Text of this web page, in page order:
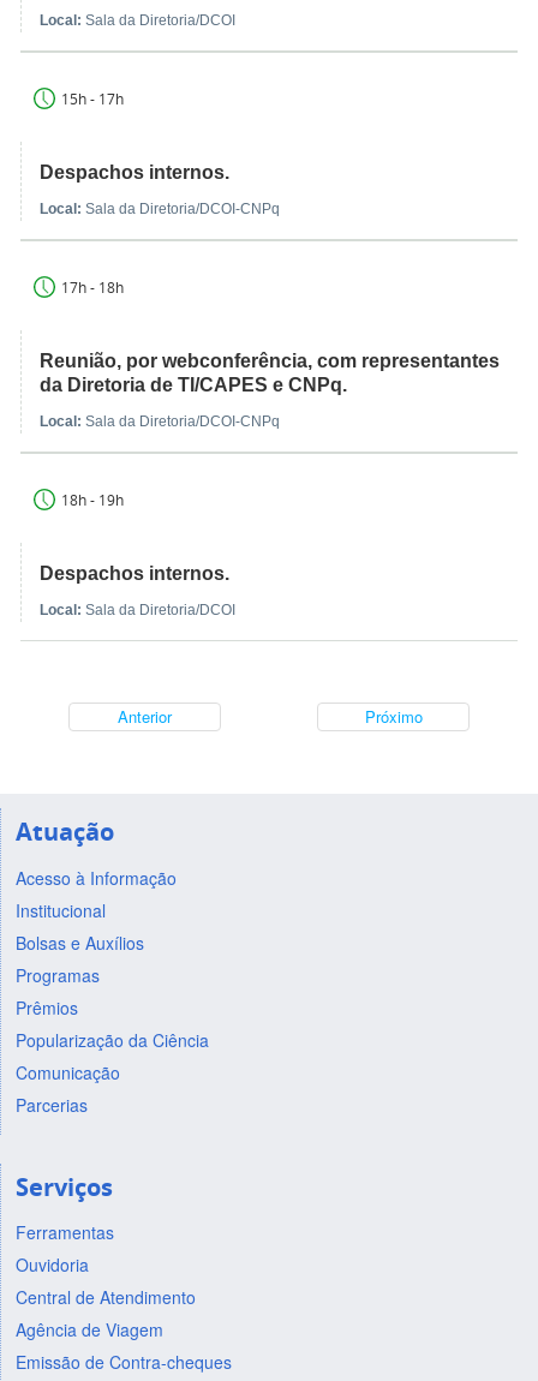
Local: Sala da Diretoria/DCOI
15h - 17h
Despachos internos.
Local: Sala da Diretoria/DCOI-CNPq
17h - 18h
Reunião, por webconferência, com representantes
da Diretoria de TI/CAPES e CNPq.
Local: Sala da Diretoria/DCOI-CNPq
18h - 19h
Despachos internos.
Local: Sala da Diretoria/DCOI
Anterior Próximo
Atuação
Acesso à Informação
Institucional
Bolsas e Auxílios
Programas
Prêmios
Popularização da Ciência
Comunicação
Parcerias
Serviços
Ferramentas
Ouvidoria
Central de Atendimento
Agência de Viagem
Emissão de Contra-cheques